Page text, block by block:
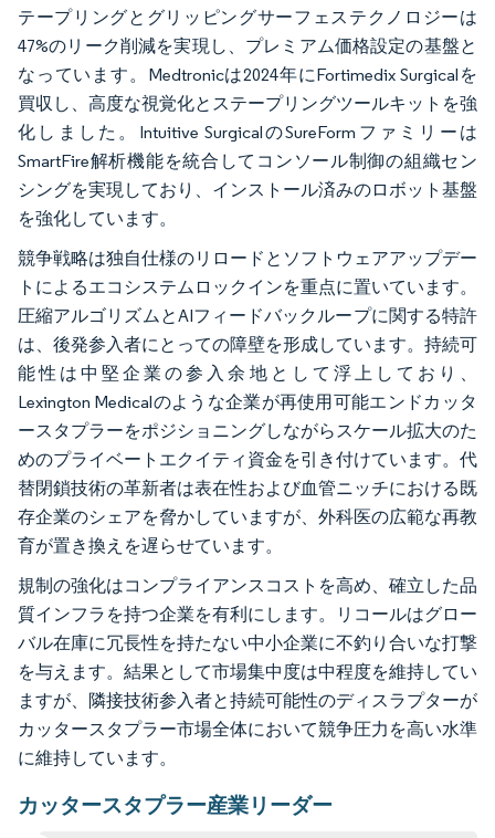
テープリングとグリッピングサーフェステクノロジーは
47%のリーク削減を実現し、プレミアム価格設定の基盤と
なっています。Medtronicは2024年にFortimedix Surgicalを
買収し、高度な視覚化とステープリングツールキットを強
化しました。Intuitive SurgicalのSureFormファミリーは
SmartFire解析機能を統合してコンソール制御の組織セン
シングを実現しており、インストール済みのロボット基盤
を強化しています。
競争戦略は独自仕様のリロードとソフトウェアアップデー
トによるエコシステムロックインを重点に置いています。
圧縮アルゴリズムとAIフィードバックループに関する特許
は、後発参入者にとっての障壁を形成しています。持続可
能性は中堅企業の参入余地として浮上しており、
Lexington Medicalのような企業が再使用可能エンドカッタ
ースタプラーをポジショニングしながらスケール拡大のた
めのプライベートエクイティ資金を引き付けています。代
替閉鎖技術の革新者は表在性および血管ニッチにおける既
存企業のシェアを脅かしていますが、外科医の広範な再教
育が置き換えを遅らせています。
規制の強化はコンプライアンスコストを高め、確立した品
質インフラを持つ企業を有利にします。リコールはグロー
バル在庫に冗長性を持たない中小企業に不釣り合いな打撃
を与えます。結果として市場集中度は中程度を維持してい
ますが、隣接技術参入者と持続可能性のディスラプターが
カッタースタプラー市場全体において競争圧力を高い水準
に維持しています。
カッタースタプラー産業リーダー